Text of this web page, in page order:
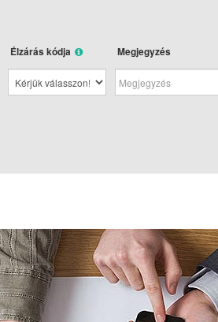
Élzárás kódja Megjegyzés